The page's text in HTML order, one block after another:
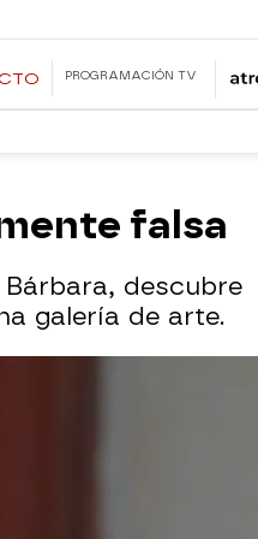
PROGRAMACIÓN TV
falsa
descubre
galería de arte.